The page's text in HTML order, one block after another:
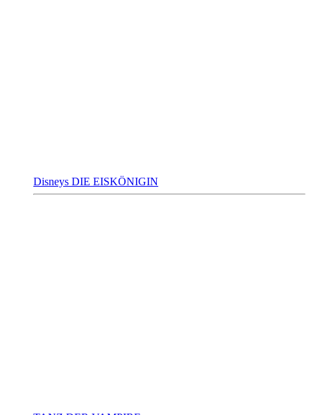
Disneys DIE EISKÖNIGIN